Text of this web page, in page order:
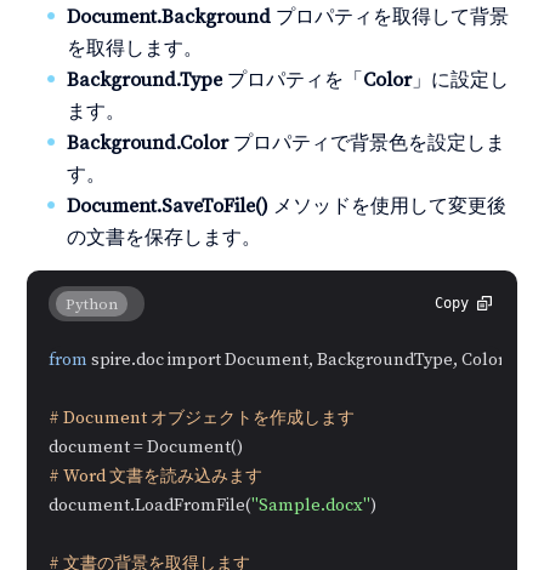
Document.Background プロパティを取得して背景
を取得します。
Background.Typeプロパティを「 Color」に設定し
ます。
Background.Colorプロパティで背景色を設定しま
す。
Document.SaveToFile() メソッドを使用して変更後
の文書を保存します。
Python Copy
from spire.doc import Document, BackgroundType, Color
# Document オブジェクトを作成します
# Word 文書を読み込みます
document.LoadFromFile("Sample.docx")
# 文書の背景を取得します